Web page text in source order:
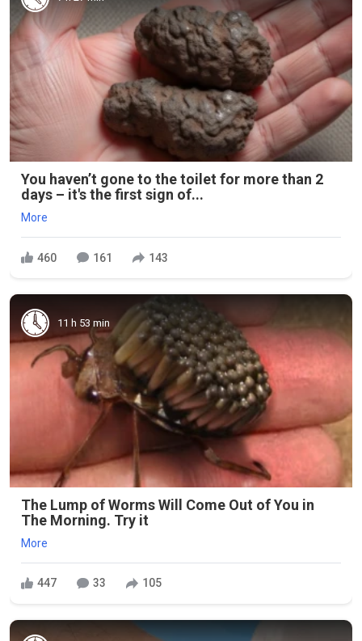
You haven’t gone to the toilet for more than 2
days – it's the first sign of...
More
460 161 143
11 h 53 min
The Lump of Worms Will Come Out of You in
The Morning. Try it
More
447 33 105